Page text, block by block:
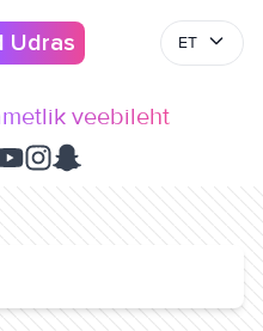
Udras ET
veebileht